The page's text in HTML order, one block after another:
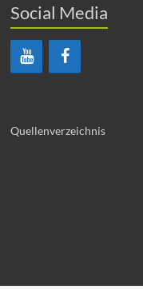
Social Media
Quellenverzeichnis